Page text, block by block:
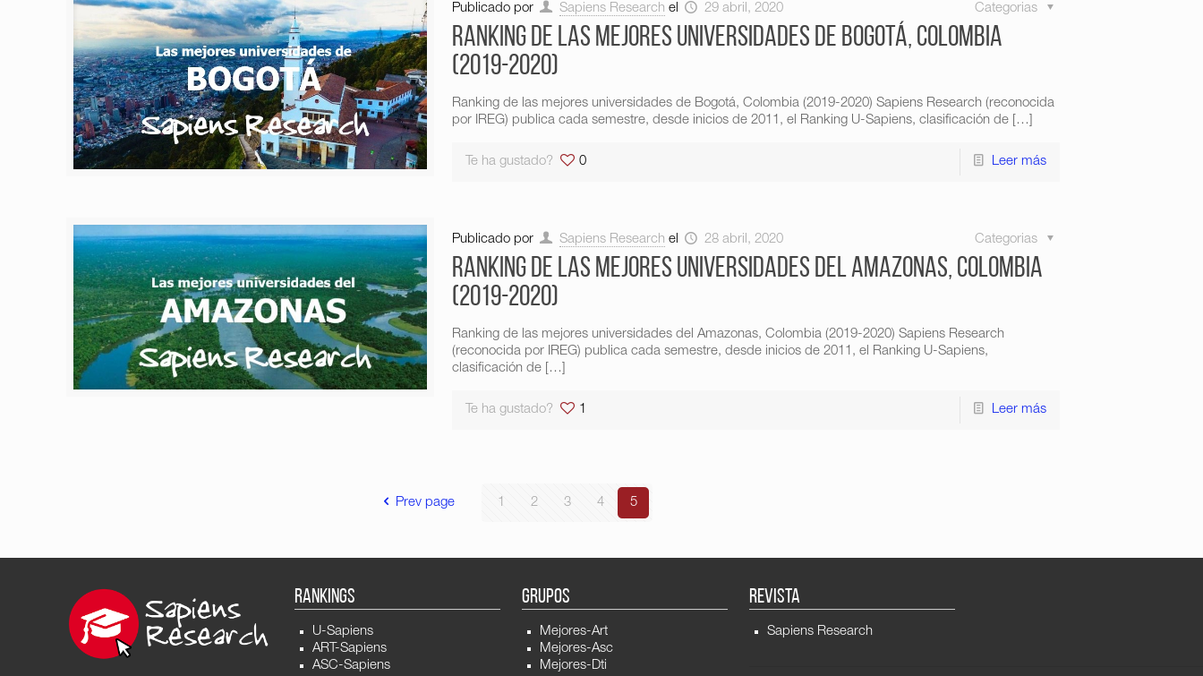
Publicado por Sapiens Research el 29 abril, 2020 Categorias
Ranking de las mejores universidades de Bogotá, Colombia
(2019-2020)
Ranking de las mejores universidades de Bogotá, Colombia (2019-2020) Sapiens Research (reconocida
por IREG) publica cada semestre, desde inicios de 2011, el Ranking U-Sapiens, clasificación de[…]
Te ha gustado? 0 Leer más
Publicado por Sapiens Research el 28 abril, 2020 Categorias
Ranking de las mejores universidades del Amazonas, Colombia
(2019-2020)
Ranking de las mejores universidades del Amazonas, Colombia (2019-2020) Sapiens Research
(reconocida por IREG) publica cada semestre, desde inicios de 2011, el Ranking U-Sapiens,
clasificación de[…]
Te ha gustado? 1 Leer más
Prev page 1 2 3 4 5
RANKINGS
U-Sapiens
ART-Sapiens
ASC-Sapiens
GRUPOS
Mejores-Art
Mejores-Asc
Mejores-Dti
REVISTA
Sapiens Research